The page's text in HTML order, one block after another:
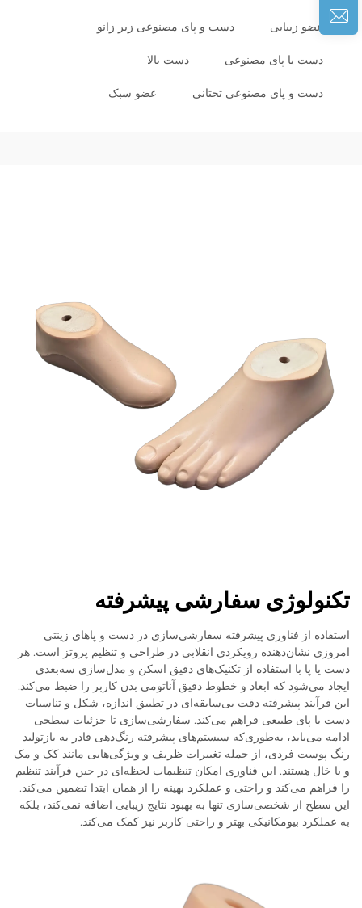
عضو زیبایی دست و پای مصنوعی زیر زانو
دست یا پای مصنوعی دست بالا
دست و پای مصنوعی تحتانی عضو سبک
تکنولوژی سفارشی پیشرفته
استفاده از فناوری پیشرفته سفارشی‌سازی در دست و پاهای زینتی
امروزی نشان‌دهنده رویکردی انقلابی در طراحی و تنظیم پروتز است. هر
دست یا پا با استفاده از تکنیک‌های دقیق اسکن و مدل‌سازی سه‌بعدی
ایجاد می‌شود که ابعاد و خطوط دقیق آناتومی بدن کاربر را ضبط می‌کند.
این فرآیند پیشرفته دقت بی‌سابقه‌ای در تطبیق اندازه، شکل و تناسبات
دست یا پای طبیعی فراهم می‌کند. سفارشی‌سازی تا جزئیات سطحی
ادامه می‌یابد، به‌طوری‌که سیستم‌های پیشرفته رنگ‌دهی قادر به بازتولید
رنگ پوست فردی، از جمله تغییرات ظریف و ویژگی‌هایی مانند کک و مک
و یا خال هستند. این فناوری امکان تنظیمات لحظه‌ای در حین فرآیند تنظیم
را فراهم می‌کند و راحتی و عملکرد بهینه را از همان ابتدا تضمین می‌کند.
این سطح از شخصی‌سازی تنها به بهبود نتایج زیبایی اضافه نمی‌کند، بلکه
به عملکرد بیومکانیکی بهتر و راحتی کاربر نیز کمک می‌کند.